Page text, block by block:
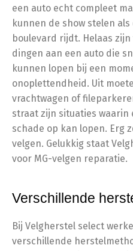
een auto echt compleet
kunnen de show stelen
boulevard rijdt. Helaas
dingen aan een auto die
kunnen lopen bij een
onoplettendheid. Uit
vrachtwagen of
straat zijn situaties waarin
schade op kan lopen. Erg
velgen. Gelukkig staat
voor MG-velgen reparatie.
Verschillende
Bij Velgherstel select
verschillende